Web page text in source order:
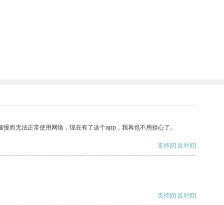
而无法正常使用网络，现在有了这个app，我再也不用担心了。
支持[0] 反对[0]
支持[0] 反对[0]